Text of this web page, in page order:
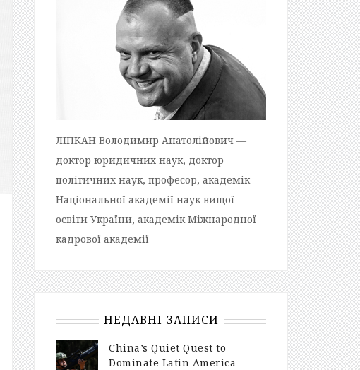
ЛІПКАН Володимир Анатолійович —
доктор юридичних наук, доктор
політичних наук, професор, академік
Національної академії наук вищої
освіти України, академік Міжнародної
кадрової академії
НЕДАВНІ ЗАПИСИ
China’s Quiet Quest to
Dominate Latin America